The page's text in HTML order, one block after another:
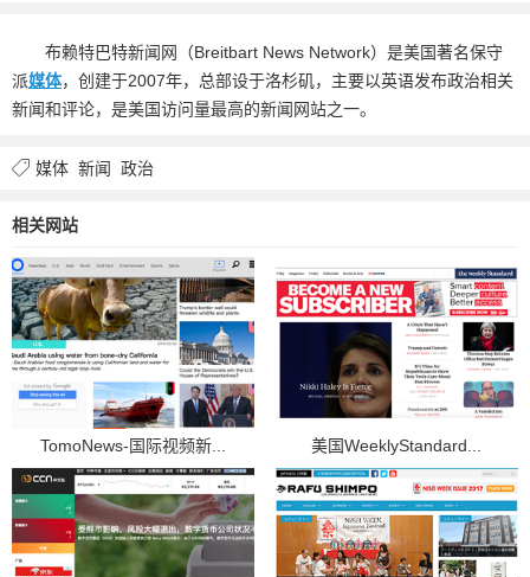
布赖特巴特新闻网（Breitbart News Network）是美国著名保守
派媒体，创建于2007年，总部设于洛杉矶，主要以英语发布政治相关
新闻和评论，是美国访问量最高的新闻网站之一。
媒体 新闻 政治
相关网站
TomoNews-国际视频新... 美国WeeklyStandard...